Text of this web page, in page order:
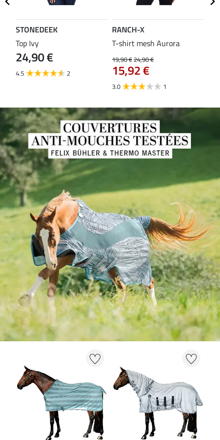
STONEDEEK
Top Ivy
24,90 €
4.5 2
RANCH-X
T-shirt mesh Aurora
19,90 €24,90 €
15,92 €
3.0 1